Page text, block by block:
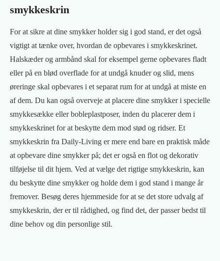
smykkeskrin
For at sikre at dine smykker holder sig i god stand, er det også
vigtigt at tænke over, hvordan de opbevares i smykkeskrinet.
Halskæder og armbånd skal for eksempel gerne opbevares fladt
eller på en blød overflade for at undgå knuder og slid, mens
øreringe skal opbevares i et separat rum for at undgå at miste en
af ​​dem. Du kan også overveje at placere dine smykker i specielle
smykkesække eller bobleplastposer, inden du placerer dem i
smykkeskrinet for at beskytte dem mod stød og ridser. Et
smykkeskrin fra Daily-Living er mere end bare en praktisk måde
at opbevare dine smykker på; det er også en flot og dekorativ
tilføjelse til dit hjem. Ved at vælge det rigtige smykkeskrin, kan
du beskytte dine smykker og holde dem i god stand i mange år
fremover. Besøg deres hjemmeside for at se det store udvalg af
smykkeskrin, der er til rådighed, og find det, der passer bedst til
dine behov og din personlige stil.